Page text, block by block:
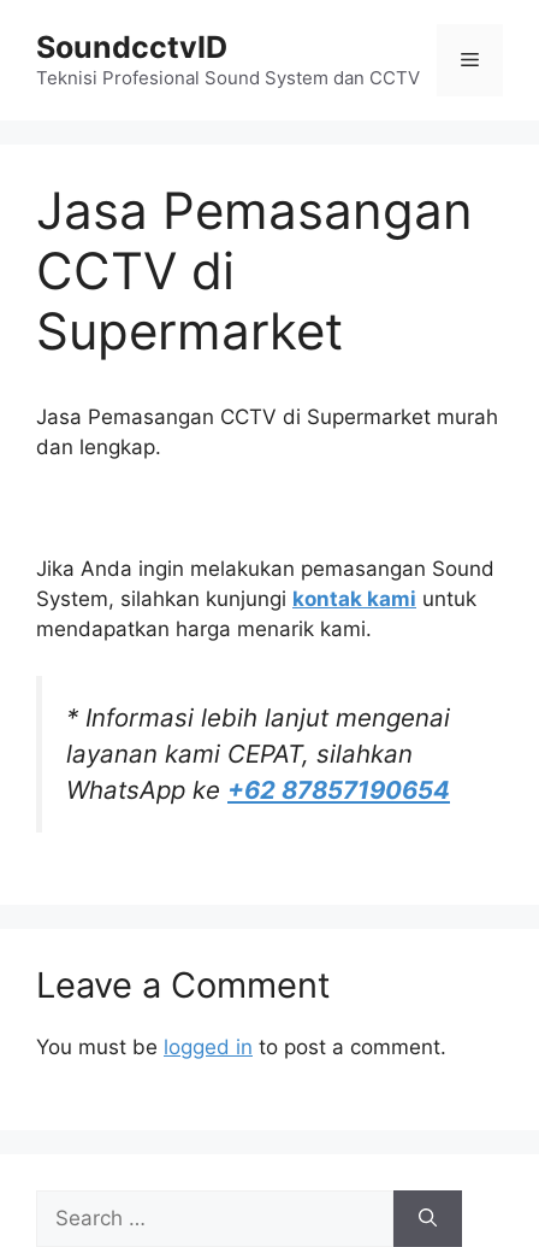
content
SoundcctvID
Teknisi Profesional Sound System dan CCTV
Menu
Jasa Pemasangan
CCTV di
Supermarket
Jasa Pemasangan CCTV di Supermarket murah
dan lengkap.
Jika Anda ingin melakukan pemasangan Sound
System, silahkan kunjungi kontak kami untuk
mendapatkan harga menarik kami.
* Informasi lebih lanjut mengenai
layanan kami CEPAT, silahkan
WhatsApp ke +62 87857190654
Leave a Comment
You must be logged in to post a comment.
for: